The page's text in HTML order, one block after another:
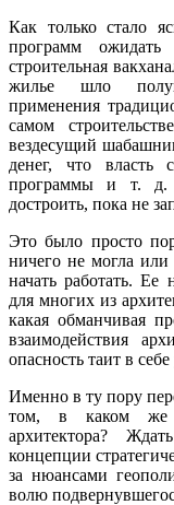
Как только стало
программ
строительная
жилье шло
применения
самом
вездесущий
денег, что власть
программы и т. д.
достроить, пока не
Это было просто
ничего не могла или
начать работать. Ее
для многих из
какая обманчивая
взаимодействия
опасность таит в
Именно в ту пору
том, в каком же
архитектора?
концепции
за нюансами
волю